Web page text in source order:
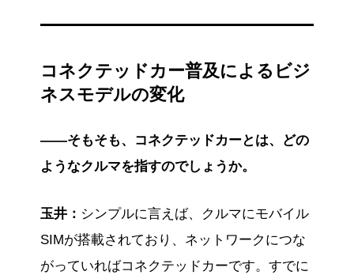
コネクテッドカー普及によるビジ
ネスモデルの変化
――そもそも、コネクテッドカーとは、どの
ようなクルマを指すのでしょうか。
玉井： シンプルに言えば、クルマにモバイル
SIMが搭載されており、ネットワークにつな
がっていればコネクテッドカーです。すでに